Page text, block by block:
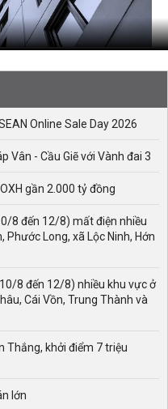
Online Sale Day 2026
Vân - Cầu Giẽ với Vành đai 3
gần 2.000 tỷ đồng
8 đến 12/8) mất điện nhiều
Long, xã Lộc Ninh, Hớn
8 đến 12/8) nhiều khu vực ở
Cái Vồn, Trung Thành và
Thắng, khởi điểm 7 triệu
lớn